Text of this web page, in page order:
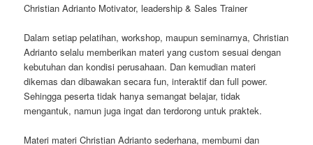
Christian Adrianto Motivator, leadership & Sales Trainer
Dalam setiap pelatihan, workshop, maupun seminarnya, Christian
Adrianto selalu memberikan materi yang custom sesuai dengan
kebutuhan dan kondisi perusahaan. Dan kemudian materi
dikemas dan dibawakan secara fun, interaktif dan full power.
Sehingga peserta tidak hanya semangat belajar, tidak
mengantuk, namun juga ingat dan terdorong untuk praktek.
Materi materi Christian Adrianto sederhana, membumi dan